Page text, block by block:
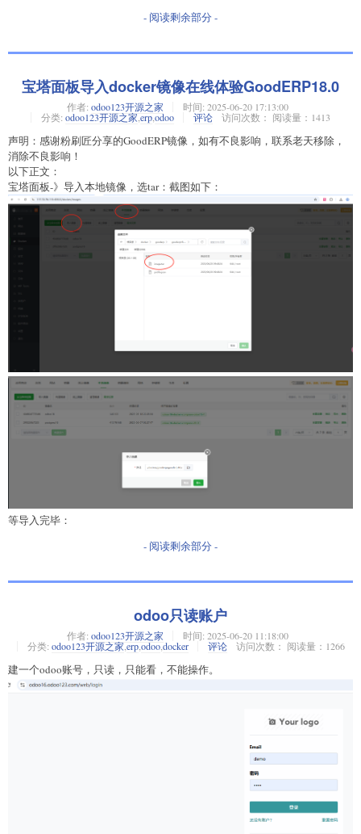
- 阅读剩余部分 -
宝塔面板导入docker镜像在线体验GoodERP18.0
作者: odoo123开源之家 时间: 2025-06-20 17:13:00
分类: odoo123开源之家,erp,odoo 评论 访问次数： 阅读量：1413
声明：感谢粉刷匠分享的GoodERP镜像，如有不良影响，联系老天移除，
消除不良影响！
以下正文：
宝塔面板-》导入本地镜像，选tar：截图如下：
等导入完毕：
- 阅读剩余部分 -
odoo只读账户
作者: odoo123开源之家 时间: 2025-06-20 11:18:00
分类: odoo123开源之家,erp,odoo,docker 评论 访问次数： 阅读量：1266
建一个odoo账号，只读，只能看，不能操作。